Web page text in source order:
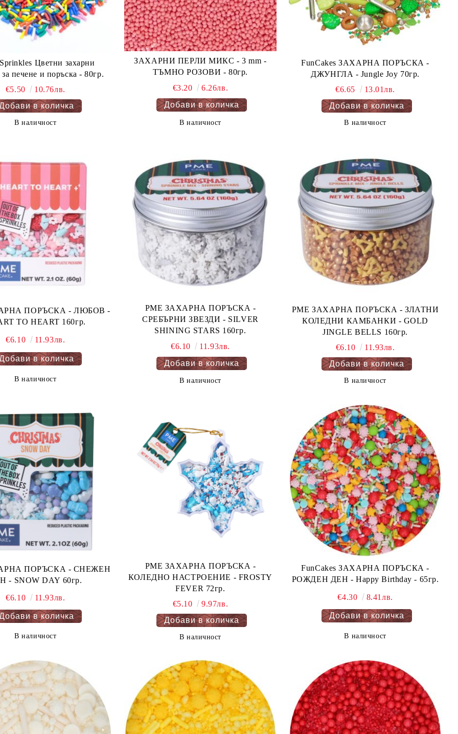
Цветни захарни
печене и поръска - 80гр.
€5.50
10.76лв.
В наличност
ЗАХАРНИ ПЕРЛИ МИКС - 3 mm -
ТЪМНО РОЗОВИ - 80гр.
€3.20
6.26лв.
В наличност
FunCakes ЗАХАРНА ПОРЪСКА -
ДЖУНГЛА - Jungle Joy 70гр.
€6.65
13.01лв.
В наличност
ПОРЪСКА - ЛЮБОВ -
HEART TO HEART 160гр.
€6.10 11.93лв.
В наличност
PME ЗАХАРНА ПОРЪСКА -
СРЕБЪРНИ ЗВЕЗДИ - SILVER
SHINING STARS 160гр.
€6.10
11.93лв.
В наличност
PME ЗАХАРНА ПОРЪСКА - ЗЛАТНИ
КОЛЕДНИ КАМБАНКИ - GOLD
JINGLE BELLS 160гр.
€6.10
11.93лв.
В наличност
ПОРЪСКА - СНЕЖЕН
ДЕН - SNOW DAY 60гр.
€6.10
11.93лв.
В наличност
PME ЗАХАРНА ПОРЪСКА -
КОЛЕДНО НАСТРОЕНИЕ - FROSTY
FEVER 72гр.
€5.10
9.97лв.
В наличност
FunCakes ЗАХАРНА ПОРЪСКА -
РОЖДЕН ДЕН - Happy Birthday - 65гр.
€4.30 8.41лв.
В наличност